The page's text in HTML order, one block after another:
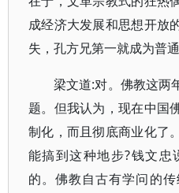
成经济大发展和思想开放
失，孔方兄第一就成为普
梁文道:对。佛教这两
题。但我认为，现在中国
制化，而且彻底商业化了
能搞到这种地步?钱文
的。佛教自古有学问的